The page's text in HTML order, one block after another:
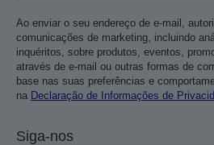
Ao enviar o seu endereço de e-mail,
comunicações de marketing, incluindo
inquéritos, sobre produtos, eventos,
através de e-mail ou outras formas de
base nas suas preferências e
na Declaração de Informações de
Siga-nos